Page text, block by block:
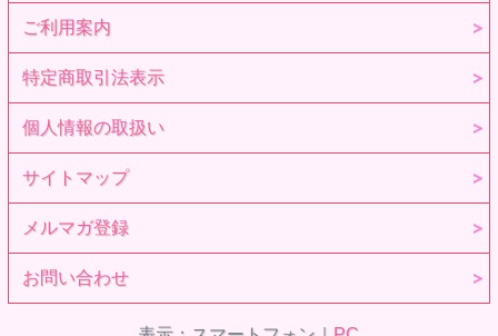
ご利用案内
特定商取引法表示
個人情報の取扱い
サイトマップ
メルマガ登録
お問い合わせ